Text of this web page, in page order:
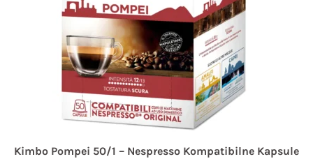
Kimbo Pompei 50/1 – Nespresso Kompatibilne Kapsule